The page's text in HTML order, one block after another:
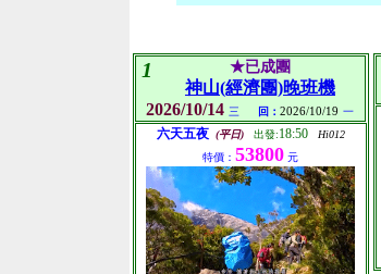
1 ★已成團
神山(經濟團)晚班機
2026/10/14 三 回： 2026/10/19 一
六天五夜 (平日) 出發:18:50
Hi012
特價： 53800 元